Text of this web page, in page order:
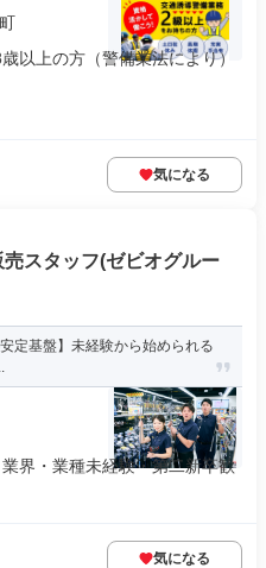
以上の方（警備業法により）
気になる
スタッフ(ゼビオグルー
定基盤】未経験から始められる
界・業種未経験・第⼆新卒歓
気になる